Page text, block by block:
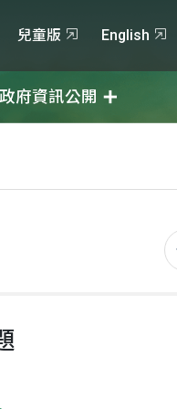
兒童版 English
政府資訊公開